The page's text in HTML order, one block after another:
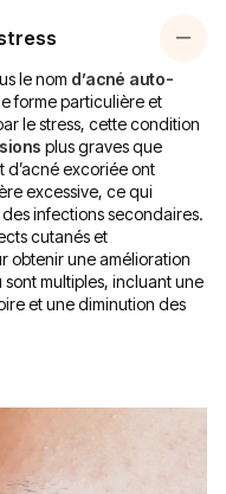
le nom d’acné auto-
forme particulière et
le stress, cette condition
plus graves que
d’acné excoriée ont
excessive, ce qui
infections secondaires.
cutanés et
obtenir une amélioration
sont multiples, incluant une
et une diminution des